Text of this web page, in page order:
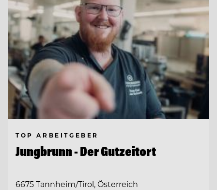
TOP ARBEITGEBER
Jungbrunn - Der Gutzeitort
6675 Tannheim/Tirol, Österreich